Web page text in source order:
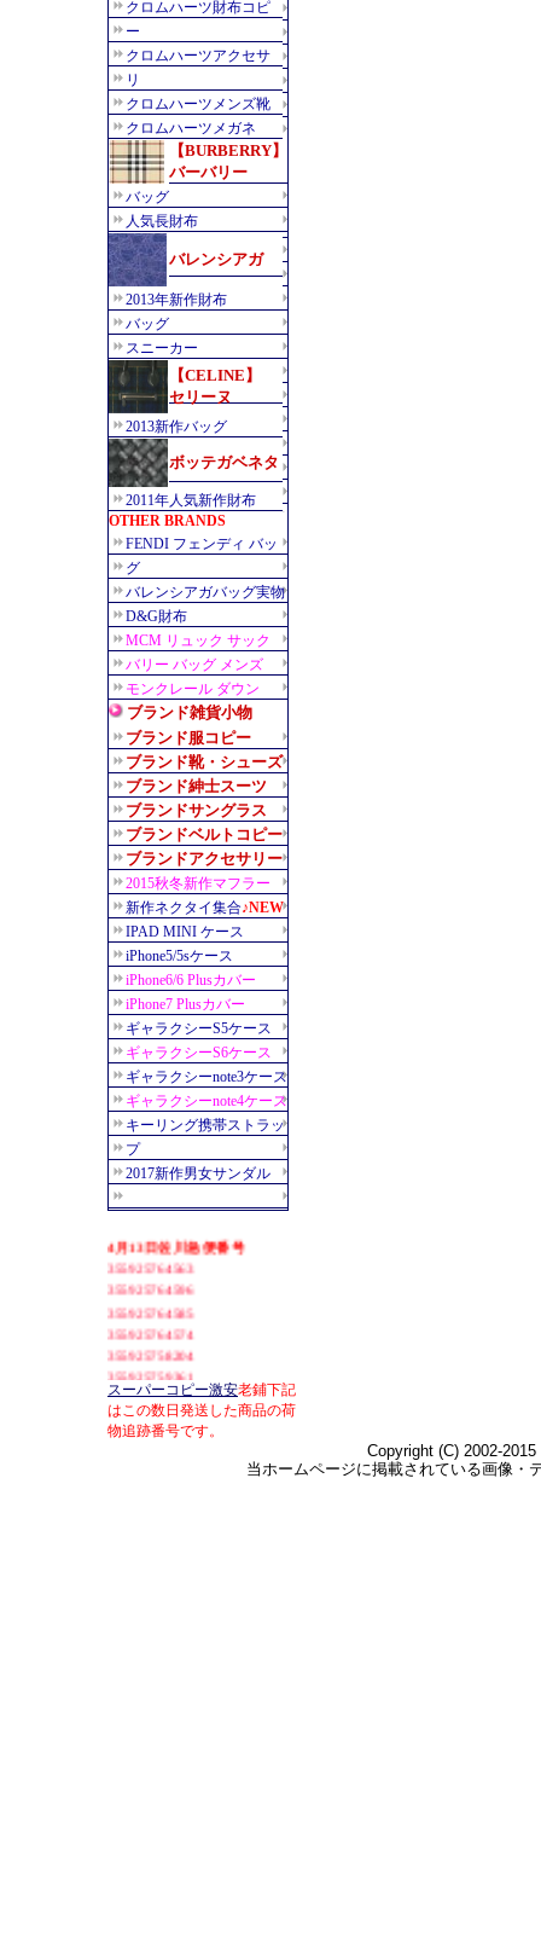
スーパーコピー激安老鋪下記
はこの数日発送した商品の荷
物追跡番号です。